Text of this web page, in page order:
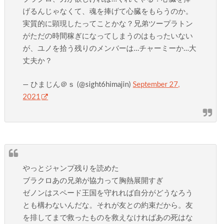
げるんじゃなくて、魂を捧げて心臓をもらうのか。
実質的に顕現したってことかな？兄弟ツープラトン
がただの時間稼ぎになってしまうのはもったいない
が、ユノを拾う残りのメンバーは…チャーミーか…大
丈夫か？
— ひまじん＠ｓ (@sight6himajin)September 27,
2021
やっとジャンプ残りを読めた
ブラクロあの兄弟が協力って胸熱展開すぎ
ゼノンはスペード王国を守れれば自分がどうなろう
とも構わないんだな。それが友との約束だから。友
を排してまで救ったものを救えなければあの死はな